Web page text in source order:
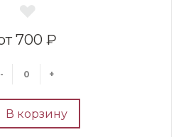
700 ₽
- +
В корзину